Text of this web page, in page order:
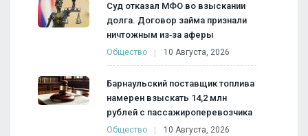
Суд отказал МФО во взыскании
долга. Договор займа признали
ничтожным из‑за аферы
Общество 10 Августа, 2026
Барнаульский поставщик топлива
намерен взыскать 14,2 млн
рублей с пассажироперевозчика
Общество 10 Августа, 2026